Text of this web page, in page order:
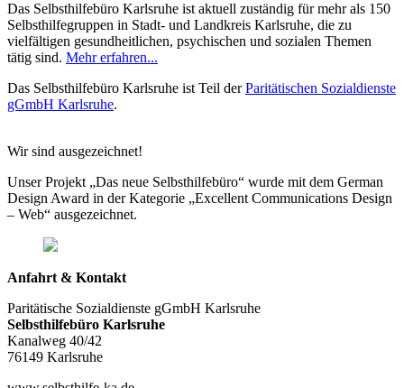
Das Selbsthilfebüro Karlsruhe ist aktuell zuständig für mehr als 150
Selbsthilfegruppen in Stadt- und Landkreis Karlsruhe, die zu
vielfältigen gesundheitlichen, psychischen und sozialen Themen
tätig sind. Mehr erfahren...
Das Selbsthilfebüro Karlsruhe ist Teil derParitätischen Sozialdienste
gGmbH Karlsruhe.
Wir sind ausgezeichnet!
Unser Projekt „Das neue Selbsthilfebüro“ wurde mit dem German
Design Award in der Kategorie „Excellent Communications Design
– Web“ ausgezeichnet.
Anfahrt & Kontakt
Paritätische Sozialdienste gGmbH Karlsruhe
Selbsthilfebüro Karlsruhe
Kanalweg 40/42
76149 Karlsruhe